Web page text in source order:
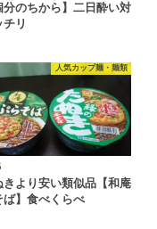
分のちから】二日酔い対
リ
人気カップ麺・麺類
きより安い類似品【和庵
ば】食べくらべ